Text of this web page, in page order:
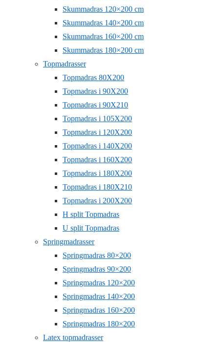
Skummadras 120×200 cm
Skummadras 140×200 cm
Skummadras 160×200 cm
Skummadras 180×200 cm
Topmadrasser
Topmadras 80X200
Topmadras i 90X200
Topmadras i 90X210
Topmadras i 105X200
Topmadras i 120X200
Topmadras i 140X200
Topmadras i 160X200
Topmadras i 180X200
Topmadras i 180X210
Topmadras i 200X200
H split Topmadras
U split Topmadras
Springmadrasser
Springmadras 80×200
Springmadras 90×200
Springmadras 120×200
Springmadras 140×200
Springmadras 160×200
Springmadras 180×200
Latex topmadrasser